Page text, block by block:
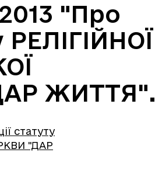
"Про
РЕЛІГІЙНОЇ
ЖИТТЯ".
статуту
"ДАР